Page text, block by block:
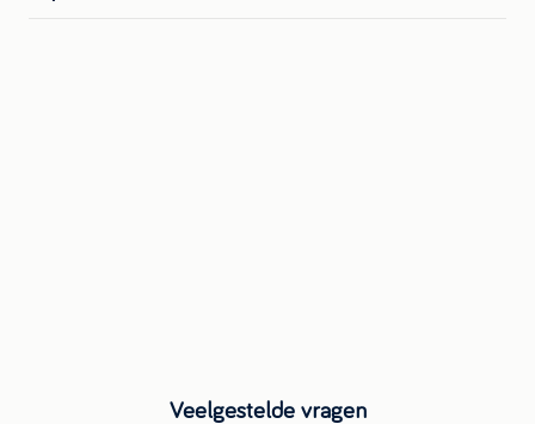
Veelgestelde vragen